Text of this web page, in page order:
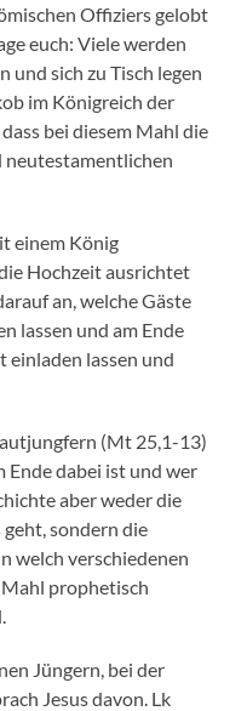
Offiziers gelobt
euch: Viele werden
und sich zu Tisch legen
im Königreich der
bei diesem Mahl die
neutestamentlichen
einem König
Hochzeit ausrichtet
an, welche Gäste
lassen und am Ende
einladen lassen und
(Mt 25,1-13)
Ende dabei ist und wer
aber weder die
geht, sondern die
welch verschiedenen
prophetisch
Jüngern, bei der
Jesus davon. Lk